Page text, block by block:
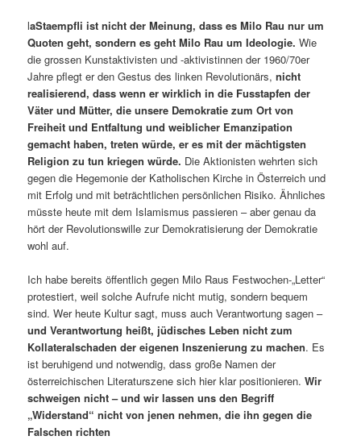
laStaempfli ist nicht der Meinung, dass es Milo Rau nur um
Quoten geht, sondern es geht Milo Rau um Ideologie. Wie
die grossen Kunstaktivisten und -aktivistinnen der 1960/70er
Jahre pflegt er den Gestus des linken Revolutionärs,nicht
realisierend, dass wenn er wirklich in die Fusstapfen der
Väter und Mütter, die unsere Demokratie zum Ort von
Freiheit und Entfaltung und weiblicher Emanzipation
gemacht haben, treten würde, er es mit der mächtigsten
Religion zu tun kriegen würde. Die Aktionisten wehrten sich
gegen die Hegemonie der Katholischen Kirche in Österreich und
mit Erfolg und mit beträchtlichen persönlichen Risiko. Ähnliches
müsste heute mit dem Islamismus passieren – aber genau da
hört der Revolutionswille zur Demokratisierung der Demokratie
wohl auf.
Ich habe bereits öffentlich gegen Milo Raus Festwochen-„Letter“
protestiert, weil solche Aufrufe nicht mutig, sondern bequem
sind. Wer heute Kultur sagt, muss auch Verantwortung sagen –
und Verantwortung heißt, jüdisches Leben nicht zum
Kollateralschaden der eigenen Inszenierung zu machen. Es
ist beruhigend und notwendig, dass große Namen der
österreichischen Literaturszene sich hier klar positionieren.Wir
schweigen nicht – und wir lassen uns den Begriff
„Widerstand“ nicht von jenen nehmen, die ihn gegen die
Falschen richten